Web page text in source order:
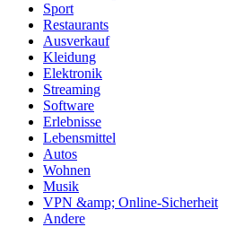
Sport
Restaurants
Ausverkauf
Kleidung
Elektronik
Streaming
Software
Erlebnisse
Lebensmittel
Autos
Wohnen
Musik
VPN &amp; Online-Sicherheit
Andere